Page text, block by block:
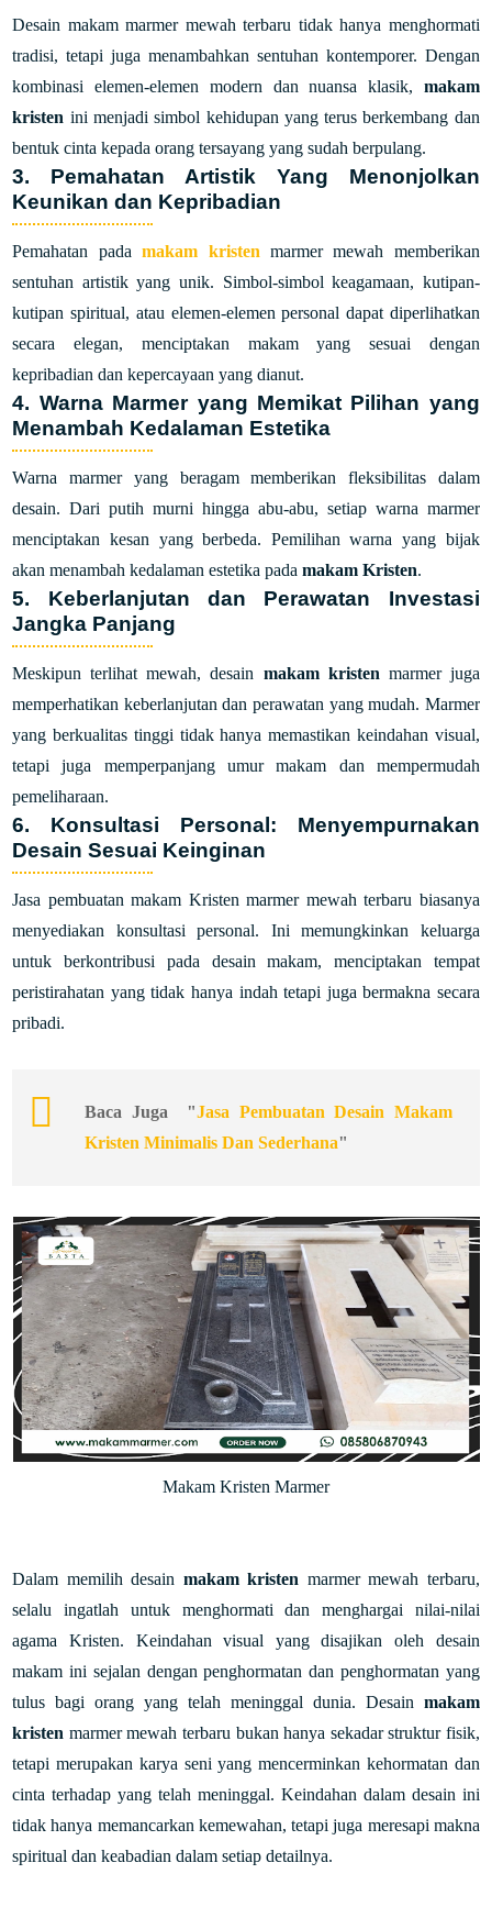
Desain makam marmer mewah terbaru tidak hanya menghormati
tradisi, tetapi juga menambahkan sentuhan kontemporer. Dengan
kombinasi elemen-elemen modern dan nuansa klasik, makam
kristen ini menjadi simbol kehidupan yang terus berkembang dan
bentuk cinta kepada orang tersayang yang sudah berpulang.
3. Pemahatan Artistik Yang Menonjolkan
Keunikan dan Kepribadian
Pemahatan padamakam kristen marmer mewah memberikan
sentuhan artistik yang unik. Simbol-simbol keagamaan, kutipan-
kutipan spiritual, atau elemen-elemen personal dapat diperlihatkan
secara elegan, menciptakan makam yang sesuai dengan
kepribadian dan kepercayaan yang dianut.
4. Warna Marmer yang Memikat Pilihan yang
Menambah Kedalaman Estetika
Warna marmer yang beragam memberikan fleksibilitas dalam
desain. Dari putih murni hingga abu-abu, setiap warna marmer
menciptakan kesan yang berbeda. Pemilihan warna yang bijak
akan menambah kedalaman estetika padamakam Kristen.
5. Keberlanjutan dan Perawatan Investasi
Jangka Panjang
Meskipun terlihat mewah, desain makam kristen marmer juga
memperhatikan keberlanjutan dan perawatan yang mudah. Marmer
yang berkualitas tinggi tidak hanya memastikan keindahan visual,
tetapi juga memperpanjang umur makam dan mempermudah
pemeliharaan.
6. Konsultasi Personal: Menyempurnakan
Desain Sesuai Keinginan
Jasa pembuatan makam Kristen marmer mewah terbaru biasanya
menyediakan konsultasi personal. Ini memungkinkan keluarga
untuk berkontribusi pada desain makam, menciptakan tempat
peristirahatan yang tidak hanya indah tetapi juga bermakna secara
pribadi.
Baca Juga "Jasa Pembuatan Desain Makam
Kristen Minimalis Dan Sederhana"
Makam Kristen Marmer
Dalam memilih desain makam kristen marmer mewah terbaru,
selalu ingatlah untuk menghormati dan menghargai nilai-nilai
agama Kristen. Keindahan visual yang disajikan oleh desain
makam ini sejalan dengan penghormatan dan penghormatan yang
tulus bagi orang yang telah meninggal dunia. Desain makam
kristen marmer mewah terbaru bukan hanya sekadar struktur fisik,
tetapi merupakan karya seni yang mencerminkan kehormatan dan
cinta terhadap yang telah meninggal. Keindahan dalam desain ini
tidak hanya memancarkan kemewahan, tetapi juga meresapi makna
spiritual dan keabadian dalam setiap detailnya.